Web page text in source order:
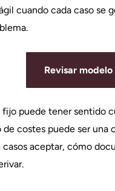
cuando cada caso se
Revisar
puede tener sentido
costes puede ser una
casos aceptar, cómo